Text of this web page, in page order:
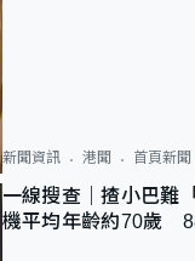
新聞資訊 港聞 首頁新聞
一線搜查｜揸小巴難
機平均年齡約70歲